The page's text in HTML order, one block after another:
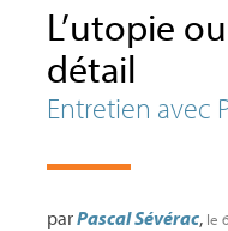
L’utopie
détail
Entretien avec
parPascal Sévérac, le